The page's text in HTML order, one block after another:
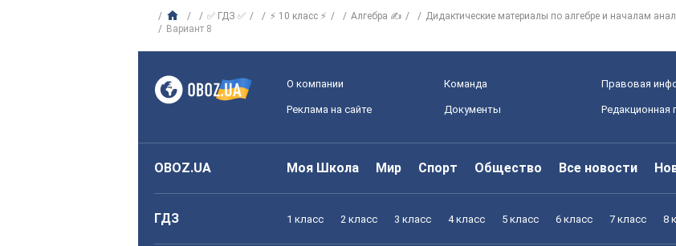
✅ ГДЗ ✅ ⚡ 10 класс ⚡ Алгебра ✍ Дидактические материалы по алгебре и началам
Вариант 8
О компании Команда Правовая
Реклама на сайте Документы Редакционная
OBOZ.UA Моя Школа Мир Спорт Общество Все новости
ГДЗ 1 класс 2 класс 3 класс 4 класс 5 класс 6 класс 7 класс 8